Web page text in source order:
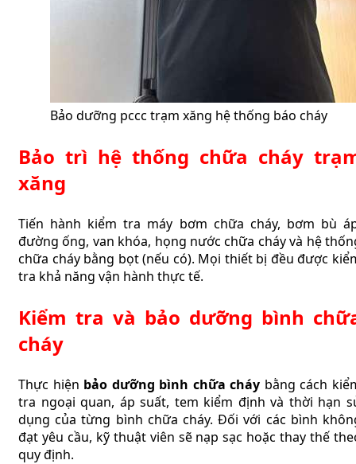
Bảo dưỡng pccc trạm xăng hệ thống báo cháy
Bảo trì hệ thống chữa cháy
xăng
Tiến hành kiểm tra máy bơm chữa cháy, bơm bù
đường ống, van khóa, họng nước chữa cháy và hệ
chữa cháy bằng bọt (nếu có). Mọi thiết bị đều được
tra khả năng vận hành thực tế.
Kiểm tra và bảo dưỡng bình
cháy
Thực hiện bảo dưỡng bình chữa cháy bằng cách
tra ngoại quan, áp suất, tem kiểm định và thời hạn
dụng của từng bình chữa cháy. Đối với các bình
đạt yêu cầu, kỹ thuật viên sẽ nạp sạc hoặc thay thế
quy định.